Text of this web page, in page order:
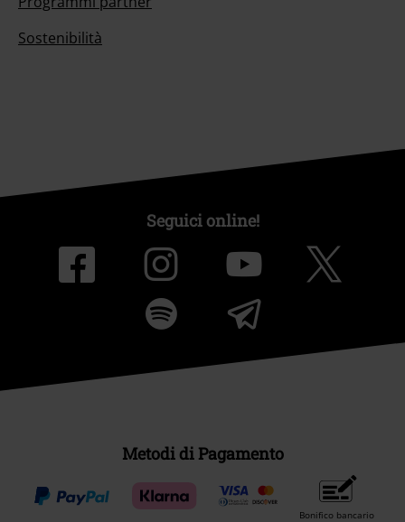
Sostenibilità
Seguici online!
Metodi di Pagamento
Bonifico bancario